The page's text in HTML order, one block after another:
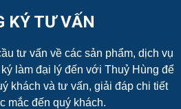
KÝ TƯ VẤN
tư vấn về các sản phẩm, dịch vụ
làm đại lý đến với Thuỷ Hùng để
khách và tư vấn, giải đáp chi tiết
mắc đến quý khách.